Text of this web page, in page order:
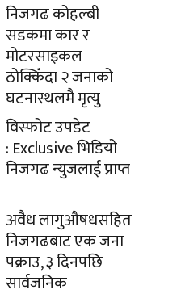
निजगढ कोहल्बी
सडकमा कार र
मोटरसाइकल
ठोक्किँदा २ जनाको
घटनास्थलमै मृत्यु
विस्फोट उपडेट
: Exclusive भिडियो
निजगढ न्युजलाई प्राप्त
अवैध लागुऔषधसहित
निजगढबाट एक जना
पक्राउ, ३ दिनपछि
सार्वजनिक